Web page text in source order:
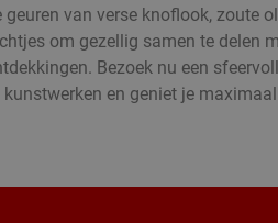
van verse knoflook, zoute
om gezellig samen te delen
Bezoek nu een
en geniet je